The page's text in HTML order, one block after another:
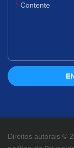
Contente
Direitos autorais ©